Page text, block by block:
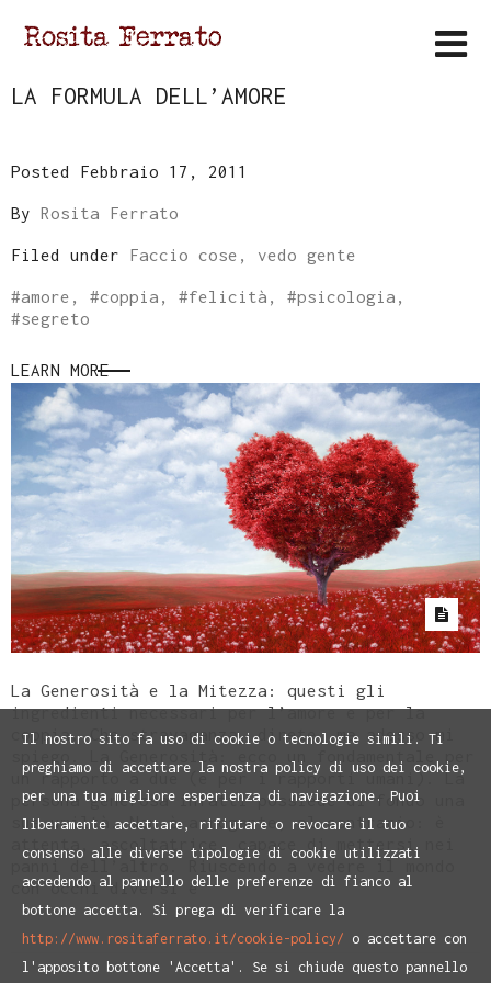
LA FORMULA DELL’AMORE
Posted Febbraio 17, 2011
By Rosita Ferrato
Filed under Faccio cose, vedo gente
#amore , #coppia , #felicità , #psicologia ,
#segreto
LEARN MORE
La Generosità e la Mitezza: questi gli
ingredienti necessari per l’amore e per la
coppia. Che stravaganza, direte, ma adesso mi
un rapporto a due (e per i rapporti umani). La
persona generosa infatti possiede di fondo una
sua umiltà. Non è arrogante, al contrario: è
attenta, ascoltatrice, capace di mettersi nei
panni dell’altro. Riuscendo a vedere il mondo
con occhi diversi è
Il nostro sito fa uso di cookie o tecnologie simili. Ti
preghiamo di accettare la nostra policy di uso dei cookie,
per una tua migliore esperienza di navigazione. Puoi
liberamente accettare, rifiutare o revocare il tuo
consenso alle diverse tipologie di cookie utilizzati
accedendo al pannello delle preferenze di fianco al
bottone accetta. Si prega di verificare la
http://www.rositaferrato.it/cookie-policy/ o accettare con
l'apposito bottone 'Accetta'. Se si chiude questo pannello